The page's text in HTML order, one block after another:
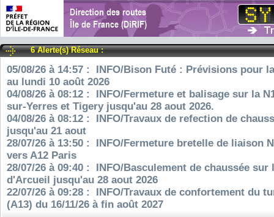
6 Alerte(s) Réseau :
05/08/26 à 14:57 : INFO/Bison Futé : Prévisions pour
au lundi 10 août 2026
04/08/26 à 08:12 : INFO/Fermeture et balisage sur la
sur-Yerres et Tigery jusqu'au 28 aout 2026.
04/08/26 à 08:12 : INFO/Travaux de refection de
jusqu'au 21 aout
28/07/26 à 13:50 : INFO/Fermeture bretelle de liaison
vers A12 Paris
28/07/26 à 09:40 : INFO/Basculement de chaussée sur
d'Arcueil jusqu'au 28 aout 2026
22/07/26 à 09:28 : INFO/Travaux de confortement du
(A13) du 16/11/26 à fin août 2027